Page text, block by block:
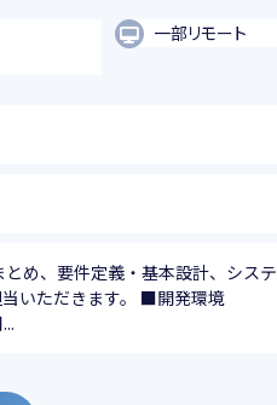
一部リモート
め、要件定義・基本設計、システ
いただきます。 ■開発環境